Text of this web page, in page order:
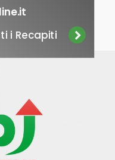
i Recapiti